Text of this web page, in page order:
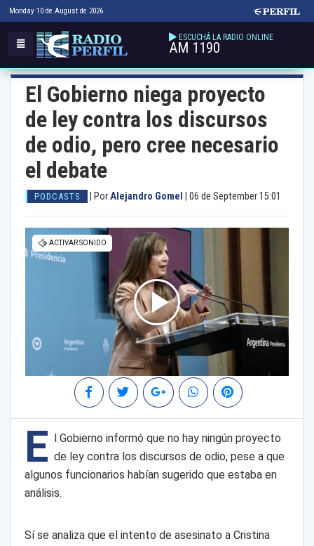
Monday 10 de August de 2026
ESCUCHÁ LA RADIO ONLINE
AM 1190
El Gobierno niega proyecto
de ley contra los discursos
de odio, pero cree necesario
el debate
PODCASTS PorAlejandro Gomel 06 de September 15:01
E l Gobierno informó que no hay ningún proyecto
de ley contra los discursos de odio, pese a que
algunos funcionarios habían sugerido que estaba en
análisis.
Sí se analiza que el intento de asesinato a Cristina